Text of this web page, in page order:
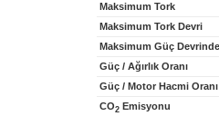
Maksimum Tork
Maksimum Tork Devri
Maksimum Güç
Güç / Ağırlık Oranı
Güç / Motor Hacmi Oranı
CO2 Emisyonu